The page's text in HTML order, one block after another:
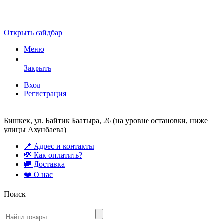
Открыть сайдбар
Меню
Закрыть
Вход
Регистрация
Бишкек, ул. Байтик Баатыра, 26 (на уровне остановки, ниже
улицы Ахунбаева)
📍 Адрес и контакты
💸 Как оплатить?
🚚 Доставка
❤️ О нас
Поиск